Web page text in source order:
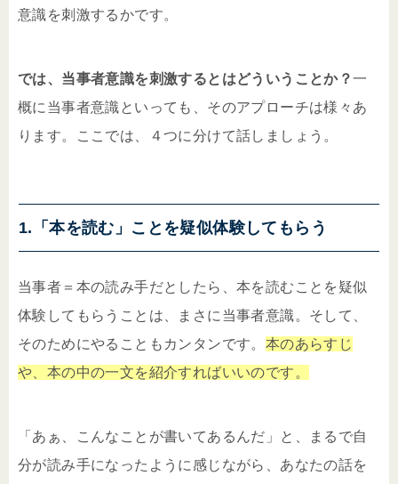
意識を刺激するかです。
では、当事者意識を刺激するとはどういうことか？一
概に当事者意識といっても、そのアプローチは様々あ
ります。ここでは、４つに分けて話しましょう。
1.「本を読む」ことを疑似体験してもらう
当事者＝本の読み手だとしたら、本を読むことを疑似
体験してもらうことは、まさに当事者意識。そして、
そのためにやることもカンタンです。 本のあらすじ
や、本の中の一文を紹介すればいいのです。
「あぁ、こんなことが書いてあるんだ」と、まるで自
分が読み手になったように感じながら、あなたの話を